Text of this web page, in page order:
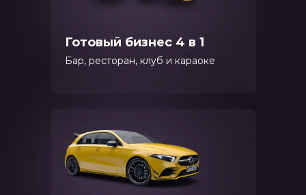
Готовый бизнес 4 в 1
Бар, ресторан, клуб и караоке